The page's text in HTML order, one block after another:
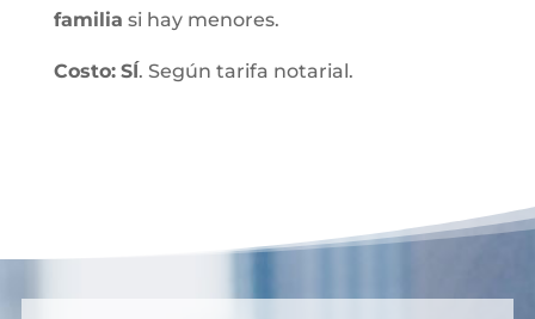
familia si hay menores.
Costo: SÍ. Según tarifa notarial.